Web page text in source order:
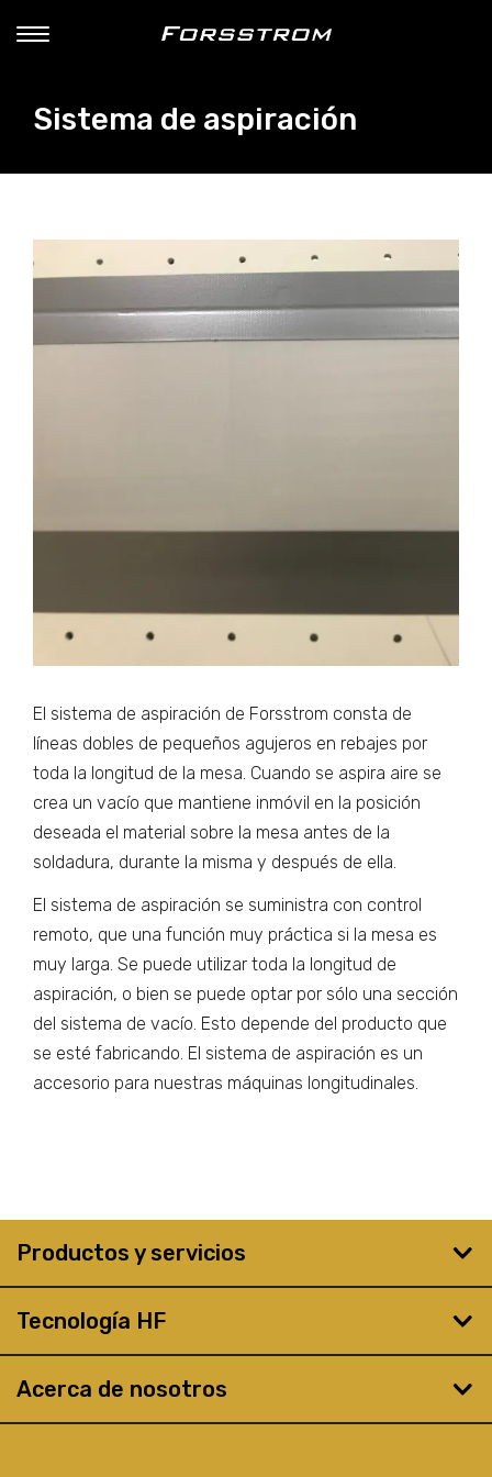
Sistema de aspiración
El sistema de aspiración de Forsstrom consta de
líneas dobles de pequeños agujeros en rebajes por
toda la longitud de la mesa. Cuando se aspira aire se
crea un vacío que mantiene inmóvil en la posición
deseada el material sobre la mesa antes de la
soldadura, durante la misma y después de ella.
El sistema de aspiración se suministra con control
remoto, que una función muy práctica si la mesa es
muy larga. Se puede utilizar toda la longitud de
aspiración, o bien se puede optar por sólo una sección
del sistema de vacío. Esto depende del producto que
se esté fabricando. El sistema de aspiración es un
accesorio para nuestras máquinas longitudinales.
Productos y servicios
Tecnología HF
Acerca de nosotros